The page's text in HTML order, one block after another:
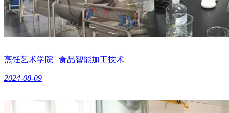
烹饪艺术学院 | 食品智能加工技术
2024-08-09